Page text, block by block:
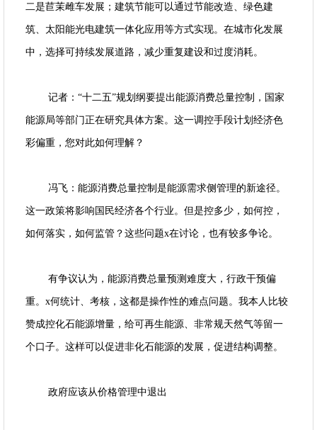
二是苣茉雌车发展；建筑节能可以通过节能改造、绿色建
筑、太阳能光电建筑一体化应用等方式实现。在城市化发展
中，选择可持续发展道路，减少重复建设和过度消耗。
记者：“十二五”规划纲要提出能源消费总量控制，国家
能源局等部门正在研究具体方案。这一调控手段计划经济色
彩偏重，您对此如何理解？
冯飞：能源消费总量控制是能源需求侧管理的新途径。
这一政策将影响国民经济各个行业。但是控多少，如何控，
如何落实，如何监管？这些问题x在讨论，也有较多争论。
有争议认为，能源消费总量预测难度大，行政干预偏
重。x何统计、考核，这都是操作性的难点问题。我本人比较
赞成控化石能源增量，给可再生能源、非常规天然气等留一
个口子。这样可以促进非化石能源的发展，促进结构调整。
政府应该从价格管理中退出